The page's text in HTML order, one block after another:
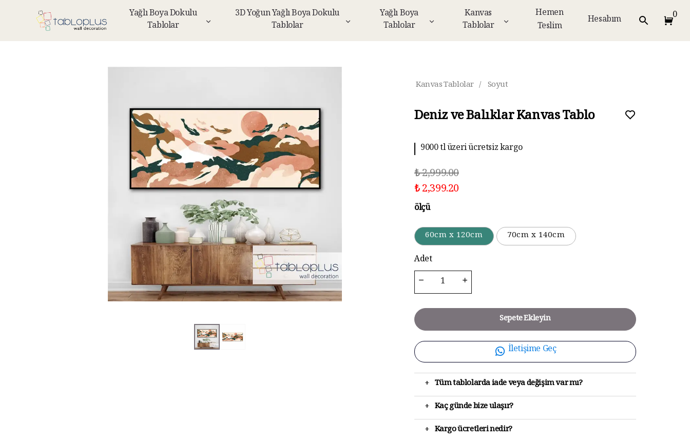
Yağlı Boya Dokulu
Tablolar
3D Yoğun Yağlı Boya Dokulu
Tablolar
Yağlı Boya
Tablolar
Kanvas
Tablolar
Hemen
Teslim
Hesabım 0
Kanvas Tablolar / Soyut
Deniz ve Balıklar Kanvas Tablo
9000 tl üzeri ücretsiz kargo
₺ 2,999.00
₺ 2,399.20
ölçü
60cm x 120cm 70cm x 140cm
Adet
Sepete Ekleyin
İletişime Geç
+ Tüm tablolarda iade veya değişim var mı?
+ Kaç günde bize ulaşır?
+ Kargo ücretleri nedir?